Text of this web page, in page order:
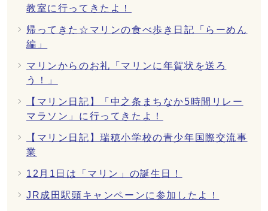
教室に行ってきたよ！
帰ってきた☆マリンの食べ歩き日記「らーめん
編」
マリンからのお礼「マリンに年賀状を送ろ
う！」
【マリン日記】「中之条まちなか5時間リレー
マラソン」に行ってきたよ！
【マリン日記】瑞穂小学校の青少年国際交流事
業
12月1日は「マリン」の誕生日！
JR成田駅頭キャンペーンに参加したよ！